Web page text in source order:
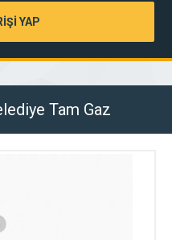
YAP
Tam Gaz